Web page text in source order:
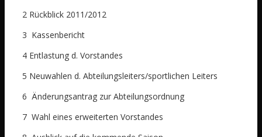
2 Rückblick 2011/2012
3 Kassenbericht
4 Entlastung d. Vorstandes
5 Neuwahlen d. Abteilungsleiters/sportlichen Leiters
6 Änderungsantrag zur Abteilungsordnung
7 Wahl eines erweiterten Vorstandes